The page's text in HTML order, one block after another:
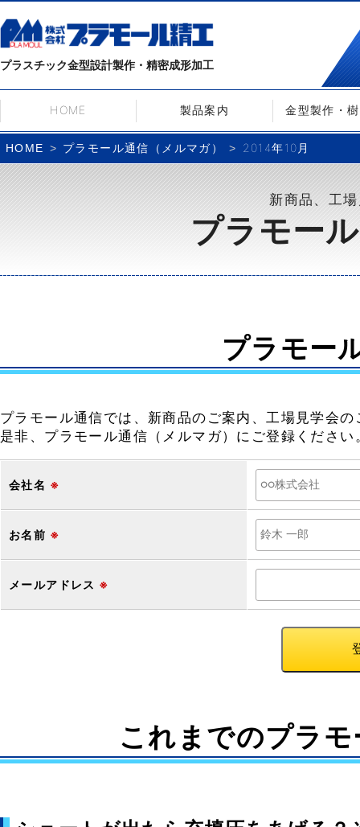
プラスチック金型設計製作・精密成形加工
HOME 製品案内 金型製作・
HOME プラモール通信（メルマガ） 2014年10月
新商品、工
プラモー
プラモー
プラモール通信では、新商品のご案内、工場見学会
是非、プラモール通信（メルマガ）にご登録ください
会社名 ※
お名前 ※
メールアドレス ※
これまでのプラ